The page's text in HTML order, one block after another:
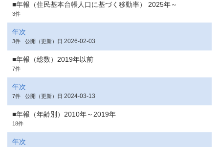
■年報（住民基本台帳人口に基づく移動率） 2025年～
3件
年次
3件 公開（更新）日 2026-02-03
■年報（総数）2019年以前
7件
年次
7件 公開（更新）日 2024-03-13
■年報（年齢別）2010年～2019年
18件
年次